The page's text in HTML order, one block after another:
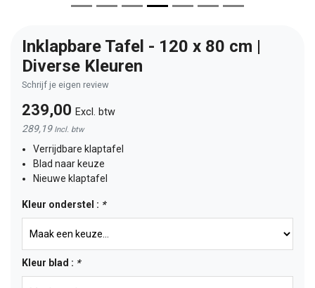
Inklapbare Tafel - 120 x 80 cm |
Diverse Kleuren
Schrijf je eigen review
239,00 Excl. btw
289,19 Incl. btw
Verrijdbare klaptafel
Blad naar keuze
Nieuwe klaptafel
Kleur onderstel : *
Kleur blad : *